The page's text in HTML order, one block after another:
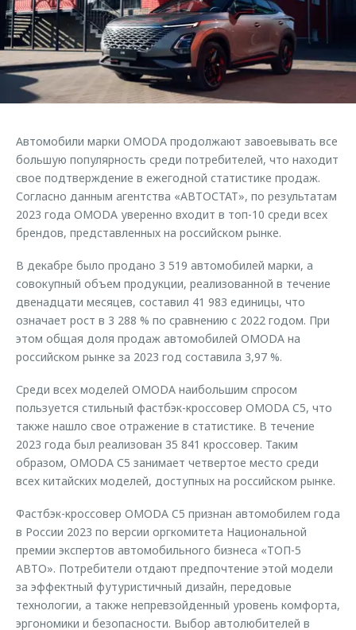
Страхование
Кредитный калькулятор
Аксессуары
Одежда и сувениры
Запчасти
Трейд-ин
Калькулятор трейд-ин
Клиентская поддержка
O&J Автоклуб
Клуб владельцев OMODA
Приложение O&J
Аксессуары
Одежда и сувениры
Оригинальные аксессуары
Запчасти
Обратная связь
Автомобили марки OMODA продолжают завоевывать все
большую популярность среди потребителей, что находит
свое подтверждение в ежегодной статистике продаж.
Согласно данным агентства «АВТОСТАТ», по результатам
2023 года OMODA уверенно входит в топ-10 среди всех
брендов, представленных на российском рынке.
В декабре было продано 3 519 автомобилей марки, а
совокупный объем продукции, реализованной в течение
двенадцати месяцев, составил 41 983 единицы, что
означает рост в 3 288 % по сравнению с 2022 годом. При
этом общая доля продаж автомобилей OMODA на
российском рынке за 2023 год составила 3,97 %.
Среди всех моделей OMODA наибольшим спросом
пользуется стильный фастбэк-кроссовер OMODA C5, что
также нашло свое отражение в статистике. В течение
2023 года был реализован 35 841 кроссовер. Таким
образом, OMODA С5 занимает четвертое место среди
всех китайских моделей, доступных на российском рынке.
Фастбэк-кроссовер OMODA C5 признан автомобилем года
в России 2023 по версии оргкомитета Национальной
премии экспертов автомобильного бизнеса «ТОП-5
АВТО». Потребители отдают предпочтение этой модели
за эффектный футуристичный дизайн, передовые
технологии, а также непревзойденный уровень комфорта,
эргономики и безопасности. Выбор автолюбителей в